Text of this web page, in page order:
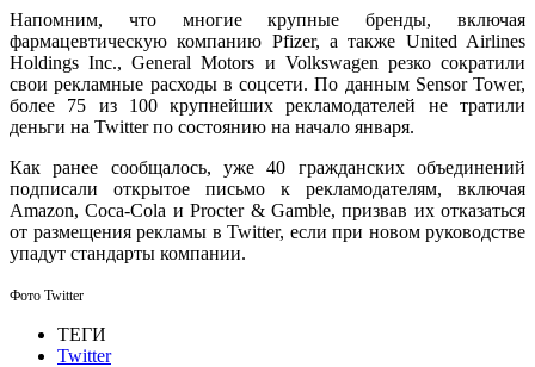
Напомним, что многие крупные бренды, включая
фармацевтическую компанию Pfizer, а также United Airlines
Holdings Inc., General Motors и Volkswagen резко сократили
свои рекламные расходы в соцсети. По данным Sensor Tower,
более 75 из 100 крупнейших рекламодателей не тратили
деньги на Twitter по состоянию на начало января.
Как ранее сообщалось, уже 40 гражданских объединений
подписали открытое письмо к рекламодателям, включая
Amazon, Coca-Cola и Procter & Gamble, призвав их отказаться
от размещения рекламы в Twitter, если при новом руководстве
упадут стандарты компании.
Фото Twitter
ТЕГИ
Twitter